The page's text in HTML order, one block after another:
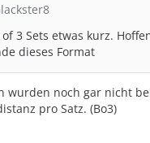
of 3 Sets etwas kurz.
dieses Format
wurden noch gar nicht
pro Satz. (Bo3)